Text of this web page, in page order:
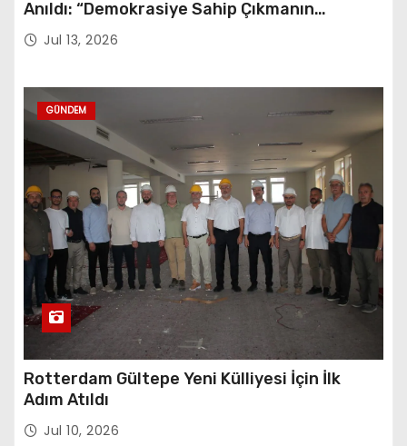
Anıldı: “Demokrasiye Sahip Çıkmanın
Sembolü”
Jul 13, 2026
GÜNDEM
Rotterdam Gültepe Yeni Külliyesi İçin İlk
Adım Atıldı
Jul 10, 2026